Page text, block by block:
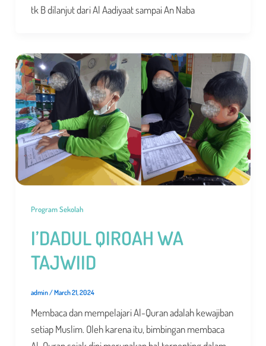
tk B dilanjut dari Al Aadiyaat sampai An Naba
Program Sekolah
I’DADUL QIROAH WA
TAJWIID
admin/March 21, 2024
Membaca dan mempelajari Al-Quran adalah kewajiban
setiap Muslim. Oleh karena itu, bimbingan membaca